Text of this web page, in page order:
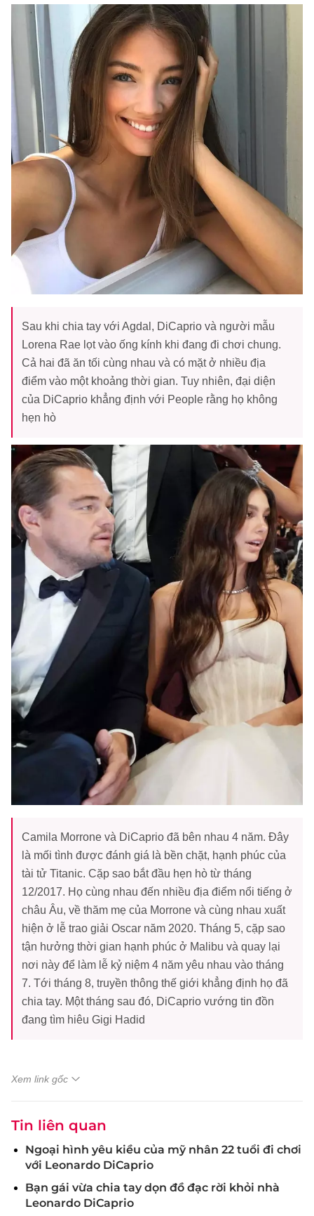
Sau khi chia tay với Agdal, DiCaprio và người mẫu
Lorena Rae lọt vào ống kính khi đang đi chơi chung.
Cả hai đã ăn tối cùng nhau và có mặt ở nhiều địa
điểm vào một khoảng thời gian. Tuy nhiên, đại diện
của DiCaprio khẳng định với People rằng họ không
hẹn hò
Camila Morrone và DiCaprio đã bên nhau 4 năm. Đây
là mối tình được đánh giá là bền chặt, hạnh phúc của
tài tử Titanic. Cặp sao bắt đầu hẹn hò từ tháng
12/2017. Họ cùng nhau đến nhiều địa điểm nổi tiếng ở
châu Âu, về thăm mẹ của Morrone và cùng nhau xuất
hiện ở lễ trao giải Oscar năm 2020. Tháng 5, cặp sao
tận hưởng thời gian hạnh phúc ở Malibu và quay lại
nơi này để làm lễ kỷ niệm 4 năm yêu nhau vào tháng
7. Tới tháng 8, truyền thông thế giới khẳng định họ đã
chia tay. Một tháng sau đó, DiCaprio vướng tin đồn
đang tìm hiêu Gigi Hadid
Xem link gốc
Tin liên quan
Ngoại hình yêu kiều của mỹ nhân 22 tuổi đi chơi
với Leonardo DiCaprio
Bạn gái vừa chia tay dọn đồ đạc rời khỏi nhà
Leonardo DiCaprio